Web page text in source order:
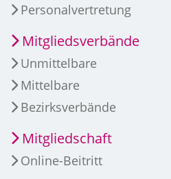
Personalvertretung
Mitgliedsverbände
Unmittelbare
Mittelbare
Bezirksverbände
Mitgliedschaft
Online-Beitritt